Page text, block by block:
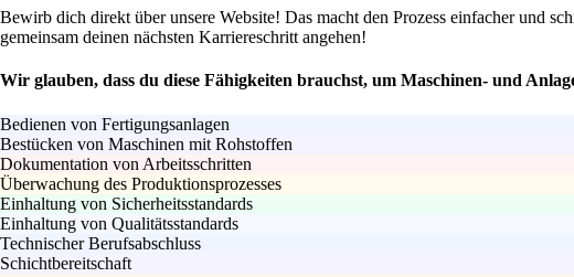
Bewirb dich direkt über unsere Website! Das macht den Prozess einfacher und
gemeinsam deinen nächsten Karriereschritt angehen!
Wir glauben, dass du diese Fähigkeiten brauchst, um Maschinen- und
Bedienen von Fertigungsanlagen
Bestücken von Maschinen mit Rohstoffen
Dokumentation von Arbeitsschritten
Überwachung des Produktionsprozesses
Einhaltung von Sicherheitsstandards
Einhaltung von Qualitätsstandards
Technischer Berufsabschluss
Schichtbereitschaft